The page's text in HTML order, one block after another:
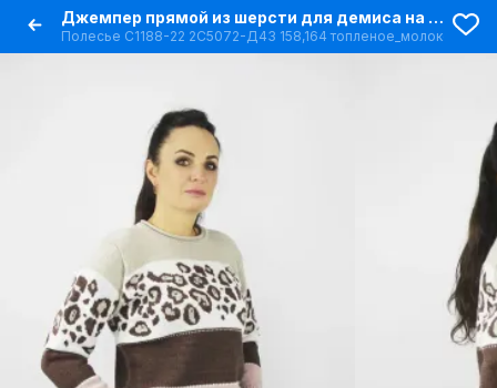
Джемпер прямой из шерсти для демиса на каждый день
Полесье С1188-22 2С5072-Д43 158,164 топленое_молоко